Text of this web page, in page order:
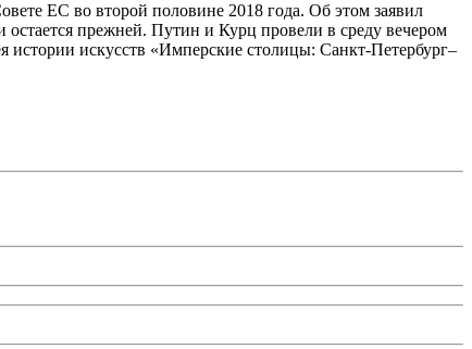
ЕС во второй половине 2018 года. Об этом заявил
прежней. Путин и Курц провели в среду вечером
истории искусств «Имперские столицы: Санкт-Петербург–